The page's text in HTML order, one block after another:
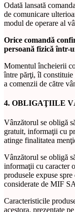
Odată lansată
de comunicare
modul de operare al
Orice comandă
persoană fizică într-
Momentul încheierii
între părţi, îl
a comenzii de către
4. OBLIGAŢIILE
Vânzătorul se obligă
gratuit, informaţii cu
atinge finalitatea
Vânzătorul se obligă
informaţii cu caracter
produsele expuse
considerate de MIF
Caracteristicile
acestora, prezentate